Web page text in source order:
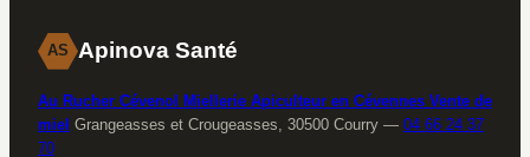
AS Apinova Santé
Au Rucher Cévenol Miellerie Apiculteur en Cévennes Vente de
miel Grangeasses et Crougeasses, 30500 Courry — 04 66 24 37
70